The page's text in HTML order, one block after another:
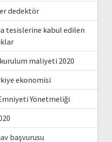
dedektör
tesislerine kabul edilen
maliyeti 2020
ekonomisi
Yönetmeliği
başvurusu